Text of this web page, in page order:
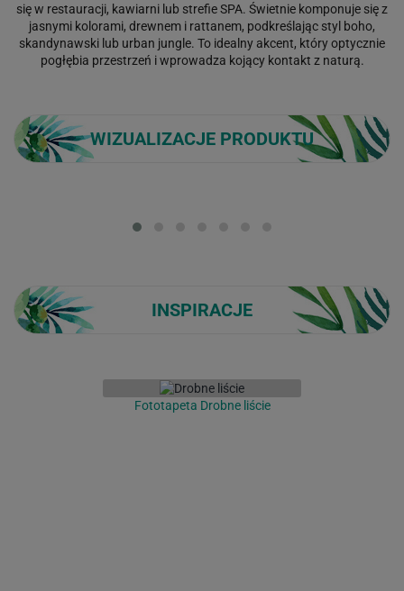
się w restauracji, kawiarni lub strefie SPA. Świetnie komponuje się z
jasnymi kolorami, drewnem i rattanem, podkreślając styl boho,
skandynawski lub urban jungle. To idealny akcent, który optycznie
pogłębia przestrzeń i wprowadza kojący kontakt z naturą.
WIZUALIZACJE PRODUKTU
INSPIRACJE
Fototapeta Drobne liście